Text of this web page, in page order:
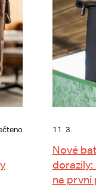
11. 3.
Nové
dorazily:
na první